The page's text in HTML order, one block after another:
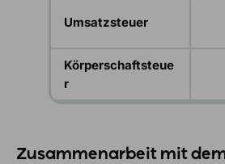
Umsatzsteuer
Körperschaftsteue
r
Zusammenarbeit mit